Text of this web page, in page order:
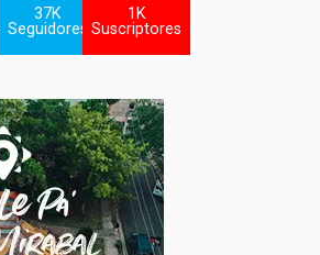
37K
Seguidores
1K
Suscriptores